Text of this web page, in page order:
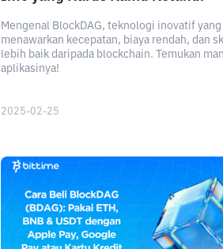
Mengenal BlockDAG, teknologi inovatif yang
menawarkan kecepatan, biaya rendah, dan
lebih baik daripada blockchain. Temukan
aplikasinya!
2025-02-25